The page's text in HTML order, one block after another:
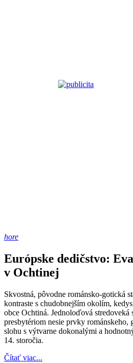
hore
Európske dedičstvo:
v Ochtinej
Skvostná, pôvodne románsko-gotická
kontraste s chudobnejším okolím,
obce Ochtiná. Jednoloďová stredoveká
presbytériom nesie prvky románskeho,
slohu s výtvarne dokonalými a
14. storočia.
Čítať viac...